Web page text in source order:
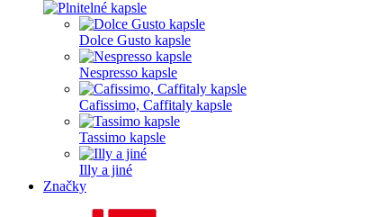
Dolce Gusto kapsle
Nespresso kapsle
Cafissimo, Caffitaly kapsle
Tassimo kapsle
Illy a jiné
Značky